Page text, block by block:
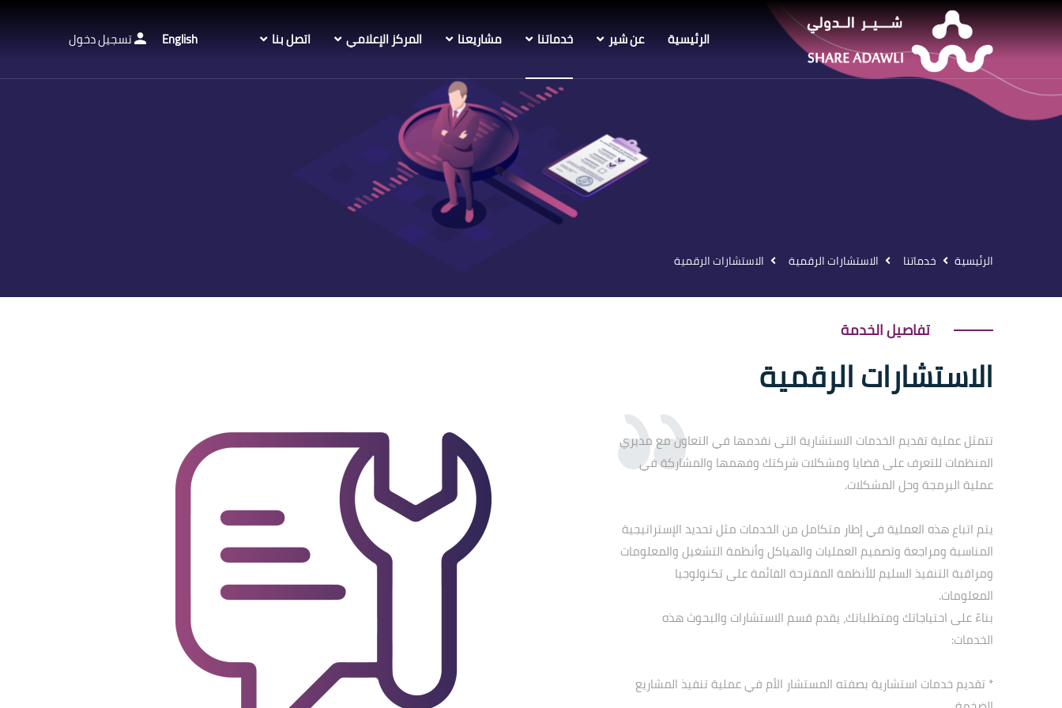
الرئيسية عن شير خدماتنا مشاريعنا المركز الإعلامي اتصل بنا English تسجيل دخول
الرئيسية خدماتنا الاستشارات الرقمية الاستشارات الرقمية
تفاصيل الخدمة
الاستشارات الرقمية
تتمثل عملية تقديم الخدمات الاستشارية التى نقدمها في التعاون مع مديري
المنظمات للتعرف على قضايا ومشكلات شركتك وفهمها والمشاركة في
عملية البرمجة وحل المشكلات.
يتم اتباع هذه العملية في إطار متكامل من الخدمات مثل تحديد الإستراتيجية
المناسبة ومراجعة وتصميم العمليات والهياكل وأنظمة التشغيل والمعلومات
ومراقبة التنفيذ السليم للأنظمة المقترحة القائمة على تكنولوجيا
المعلومات.
بناءً على احتياجاتك ومتطلباتك، يقدم قسم الاستشارات والبحوث هذه
الخدمات:
* تقديم خدمات استشارية بصفته المستشار الأم في عملية تنفيذ المشاريع